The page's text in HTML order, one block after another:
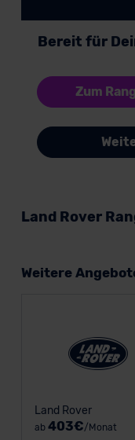
Bereit für
Zum
Land Rover
Weitere
Land Rover
ab 403€/Monat